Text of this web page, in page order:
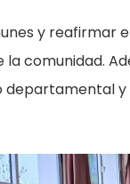
y reafirmar
comunidad.
y